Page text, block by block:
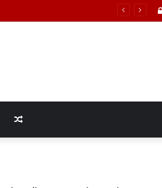
में तिल्ली फटने से मौत की पुष्टि
Random
Log